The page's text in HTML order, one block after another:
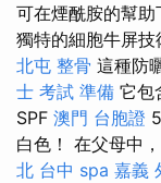
可在煙酰胺的幫助
獨特的細胞牛屏技
北屯 整骨 這種防
士 考試 準備 它包
SPF 澳門 台胞證
白色！ 在父母中
北 台中 spa 嘉義